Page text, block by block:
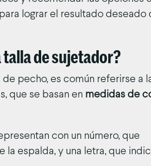
lograr el resultado deseado
talla de sujetador?
pecho, es común referirse a
que se basan en medidas de
con un número, que
espalda, y una letra, que